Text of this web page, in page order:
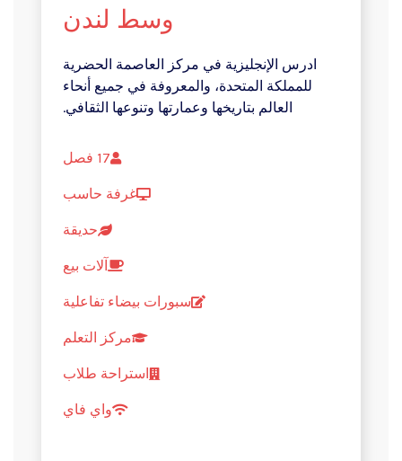
وسط لندن
ادرس الإنجليزية في مركز العاصمة الحضرية
للمملكة المتحدة، والمعروفة في جميع أنحاء
العالم بتاريخها وعمارتها وتنوعها الثقافي.
17 فصل
غرفة حاسب
حديقة
آلات بيع
سبورات بيضاء تفاعلية
مركز التعلم
استراحة طلاب
واي فاي